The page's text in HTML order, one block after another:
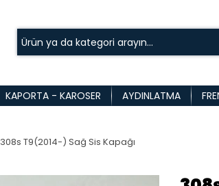
KAPORTA - KAROSER AYDINLATMA
308s T9(2014-) Sağ Sis Kapağı